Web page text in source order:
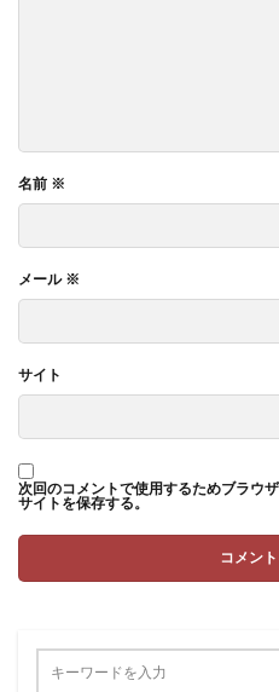
名前 ※
メール ※
サイト
次回のコメントで使用するためブラウ
サイトを保存する。